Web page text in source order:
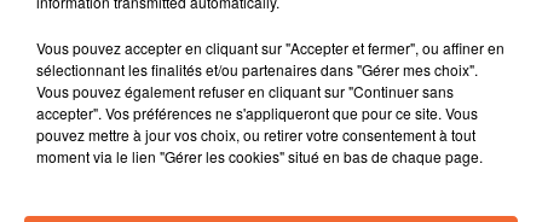
sur Belle réagit après la qualification des Bleus en final
de l'Euro.
Le SAM Foot avait invité vendredi dernier Florian
Marolleau de l'association " Colosse aux pieds d'argile
" pour une conférence sur le harcèlement dans le milieu
Vous pouvez accepter en cliquant sur "Accepter et fermer", ou affiner en
sélectionnant les finalités et/ou partenaires dans "Gérer mes choix".
Vous pouvez également refuser en cliquant sur "Continuer sans
accepter". Vos préférences ne s'appliqueront que pour ce site. Vous
pouvez mettre à jour vos choix, ou retirer votre consentement à tout
moment via le lien "Gérer les cookies" situé en bas de chaque page.